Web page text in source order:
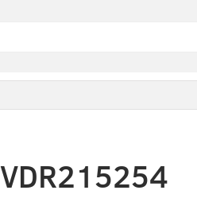
VDR215254